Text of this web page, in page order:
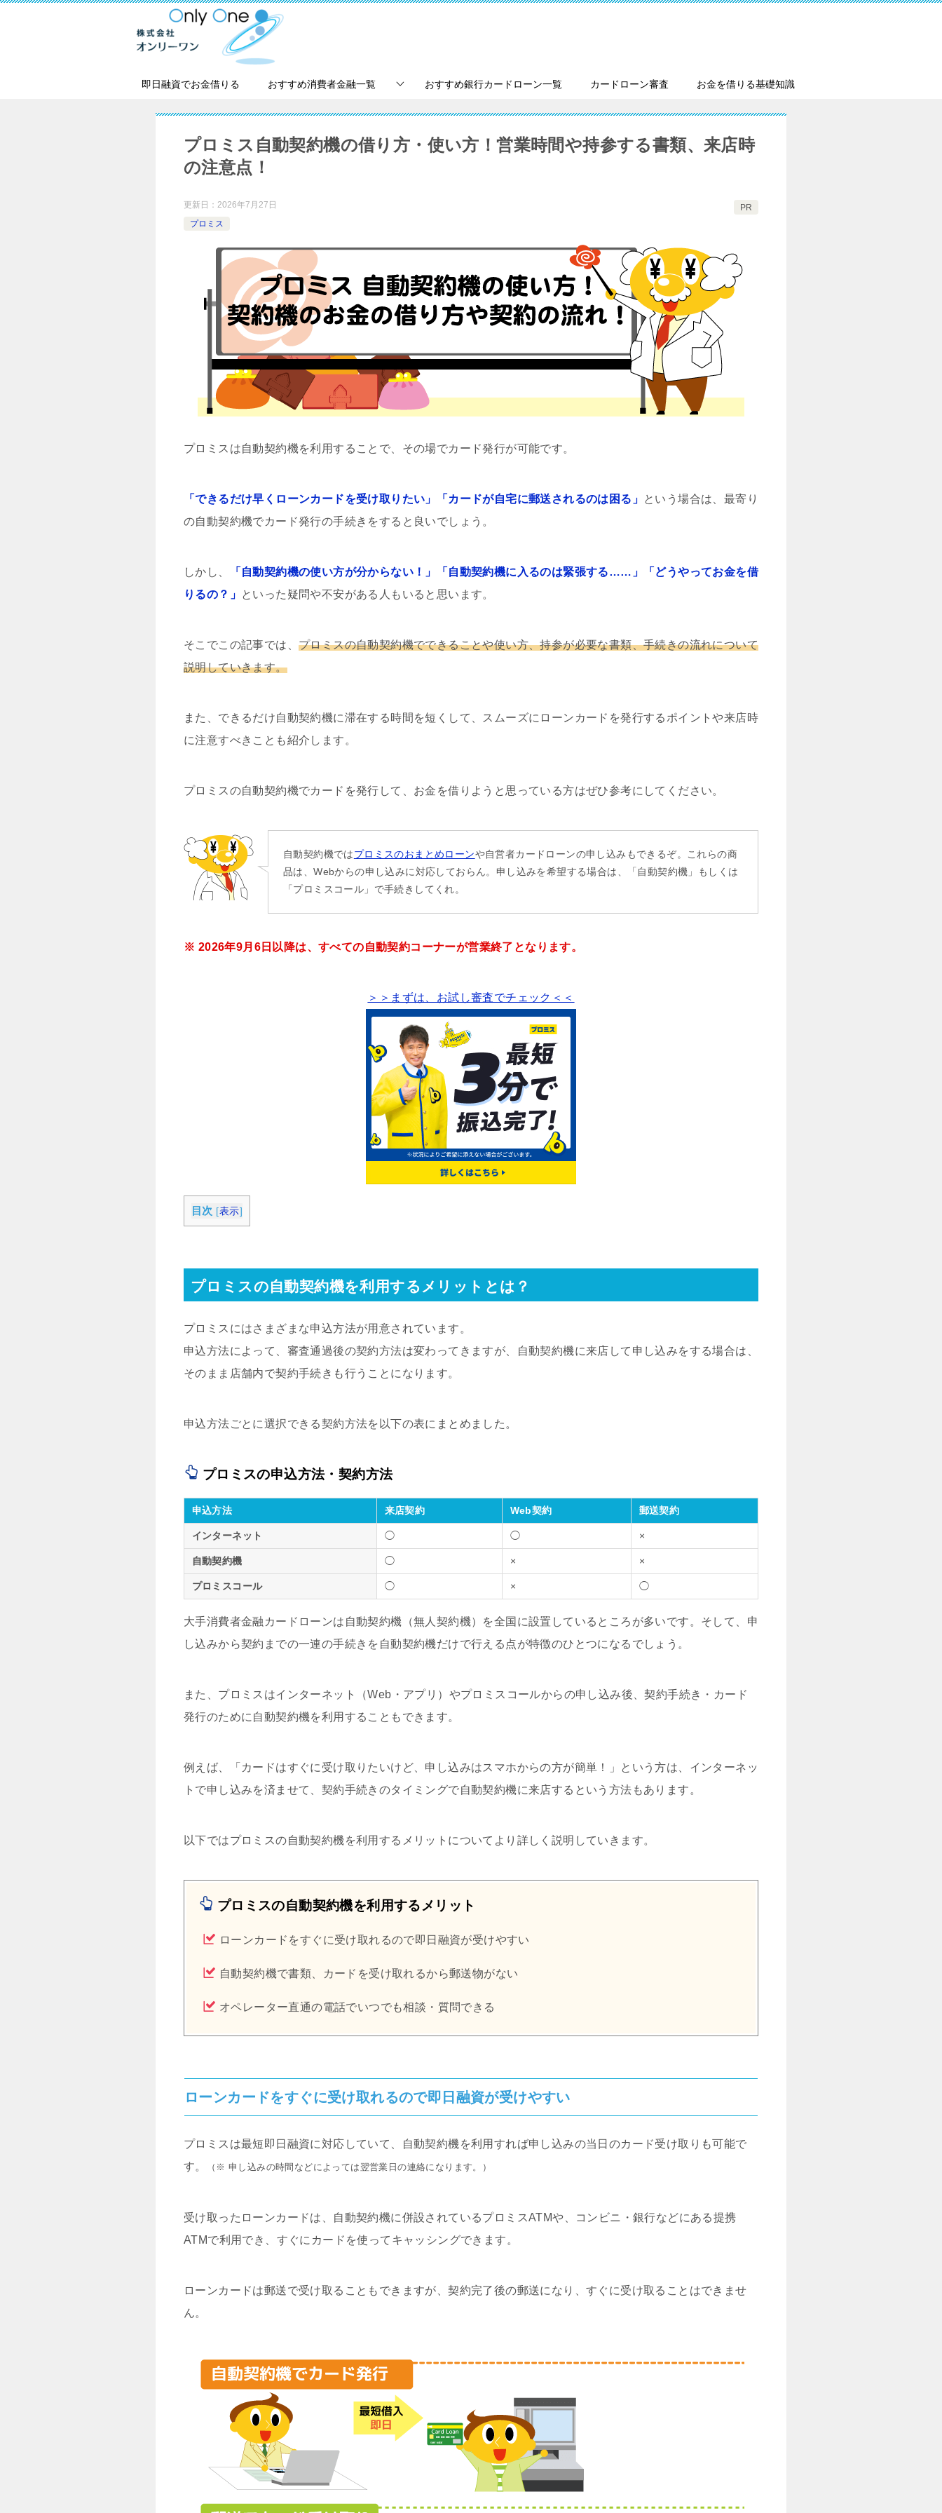
即日融資でお金借りる おすすめ消費者金融一覧 おすすめ銀行カードローン一覧 カードローン審査 お金を借りる基礎知識
プロミス自動契約機の借り方・使い方！営業時間や持参する書類、来店時
の注意点！
更新日： 2026年7月27日
プロミス
PR
プロミスは自動契約機を利用することで、その場でカード発行が可能です。
「できるだけ早くローンカードを受け取りたい」「カードが自宅に郵送されるのは困る」 という場合は、最寄り
の自動契約機でカード発行の手続きをすると良いでしょう。
しかし、
「自動契約機の使い方が分からない！」「自動契約機に入るのは緊張する……」「どうやってお金を借
りるの？」 といった疑問や不安がある人もいると思います。
そこでこの記事では、 プロミスの自動契約機でできることや使い方、持参が必要な書類、手続きの流れについて
説明していきます。
また、できるだけ自動契約機に滞在する時間を短くして、スムーズにローンカードを発行するポイントや来店時
に注意すべきことも紹介します。
プロミスの自動契約機でカードを発行して、お金を借りようと思っている方はぜひ参考にしてください。
自動契約機ではプロミスのおまとめローンや自営者カードローンの申し込みもできるぞ。これらの商
品は、Webからの申し込みに対応しておらん。申し込みを希望する場合は、「自動契約機」もしくは
「プロミスコール」で手続きしてくれ。
※ 2026年9月6日以降は、すべての自動契約コーナーが営業終了となります。
＞＞まずは、お試し審査でチェック＜＜
目次 [表示]
プロミスの自動契約機を利用するメリットとは？
プロミスにはさまざまな申込方法が用意されています。
申込方法によって、審査通過後の契約方法は変わってきますが、自動契約機に来店して申し込みをする場合は、
そのまま店舗内で契約手続きも行うことになります。
申込方法ごとに選択できる契約方法を以下の表にまとめました。
プロミスの申込方法・契約方法
申込方法 来店契約 Web契約 郵送契約
インターネット ◯ ◯ ×
自動契約機 ◯ × ×
プロミスコール ◯ × ◯
大手消費者金融カードローンは自動契約機（無人契約機）を全国に設置しているところが多いです。そして、申
し込みから契約までの一連の手続きを自動契約機だけで行える点が特徴のひとつになるでしょう。
また、プロミスはインターネット（Web・アプリ）やプロミスコールからの申し込み後、契約手続き・カード
発行のために自動契約機を利用することもできます。
例えば、「カードはすぐに受け取りたいけど、申し込みはスマホからの方が簡単！」という方は、インターネッ
トで申し込みを済ませて、契約手続きのタイミングで自動契約機に来店するという方法もあります。
以下ではプロミスの自動契約機を利用するメリットについてより詳しく説明していきます。
プロミスの自動契約機を利用するメリット
ローンカードをすぐに受け取れるので即日融資が受けやすい
自動契約機で書類、カードを受け取れるから郵送物がない
オペレーター直通の電話でいつでも相談・質問できる
ローンカードをすぐに受け取れるので即日融資が受けやすい
プロミスは最短即日融資に対応していて、自動契約機を利用すれば申し込みの当日のカード受け取りも可能で
す。
（※ 申し込みの時間などによっては翌営業日の連絡になります。）
受け取ったローンカードは、自動契約機に併設されているプロミスATMや、コンビニ・銀行などにある提携
ATMで利用でき、すぐにカードを使ってキャッシングできます。
ローンカードは郵送で受け取ることもできますが、契約完了後の郵送になり、すぐに受け取ることはできませ
ん。